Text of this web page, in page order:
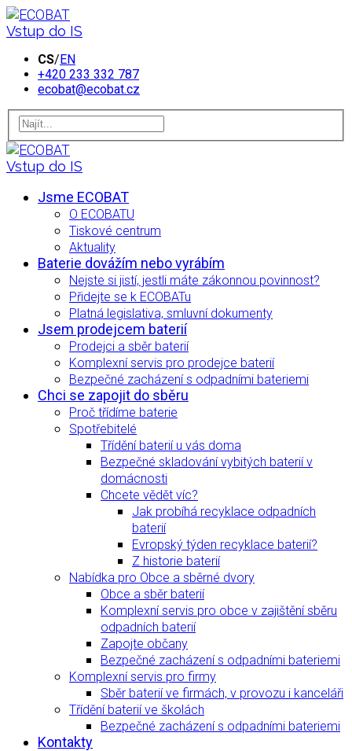
Vstup do IS
CS/EN
+420 233 332 787
ecobat@ecobat.cz
Vstup do IS
Jsme ECOBAT
O ECOBATU
Tiskové centrum
Aktuality
Baterie dovážím nebo vyrábím
Nejste si jistí, jestli máte zákonnou povinnost?
Přidejte se k ECOBATu
Platná legislativa, smluvní dokumenty
Jsem prodejcem baterií
Prodejci a sběr baterií
Komplexní servis pro prodejce baterií
Bezpečné zacházení s odpadními bateriemi
Chci se zapojit do sběru
Proč třídíme baterie
Spotřebitelé
Třídění baterií u vás doma
Bezpečné skladování vybitých baterií v
domácnosti
Chcete vědět víc?
Jak probíhá recyklace odpadních
baterií
Evropský týden recyklace baterií?
Z historie baterií
Nabídka pro Obce a sběrné dvory
Obce a sběr baterií
Komplexní servis pro obce v zajištění sběru
odpadních baterií
Zapojte občany
Bezpečné zacházení s odpadními bateriemi
Komplexní servis pro firmy
Sběr baterií ve firmách, v provozu i kanceláři
Třídění baterií ve školách
Bezpečné zacházení s odpadními bateriemi
Kontakty